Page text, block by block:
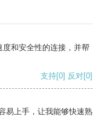
和安全性的连接，并帮
支持[0] 反对[0]
易上手，让我能够快速熟